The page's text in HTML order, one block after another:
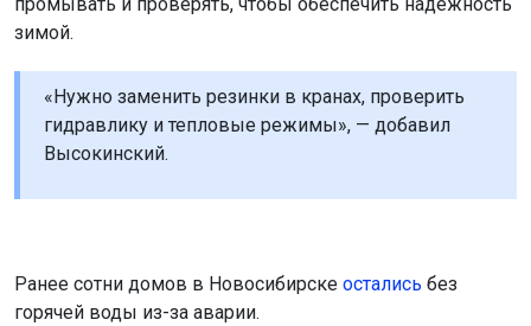
зимой.
«Нужно заменить резинки в кранах, проверить
гидравлику и тепловые режимы», — добавил
Высокинский.
Ранее сотни домов в Новосибирске остались без
горячей воды из-за аварии.